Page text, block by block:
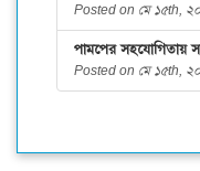
Posted on মে ১৫th,
পামপের সহযোগিতায়
Posted on মে ১৫th,